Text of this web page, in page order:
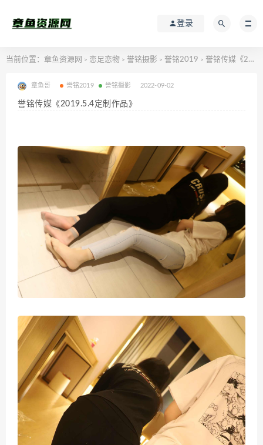
登录
当前位置： 章鱼资源网 > 恋足恋物 > 誉铭摄影 > 誉铭2019 > 誉铭传媒《2019.5.4定制作品》
章鱼哥 誉铭2019 誉铭摄影 2022-09-02
誉铭传媒《2019.5.4定制作品》